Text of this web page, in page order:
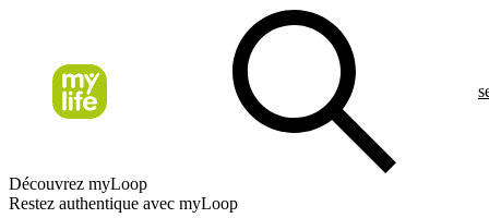
Découvrez myLoop
Restez authentique avec myLoop